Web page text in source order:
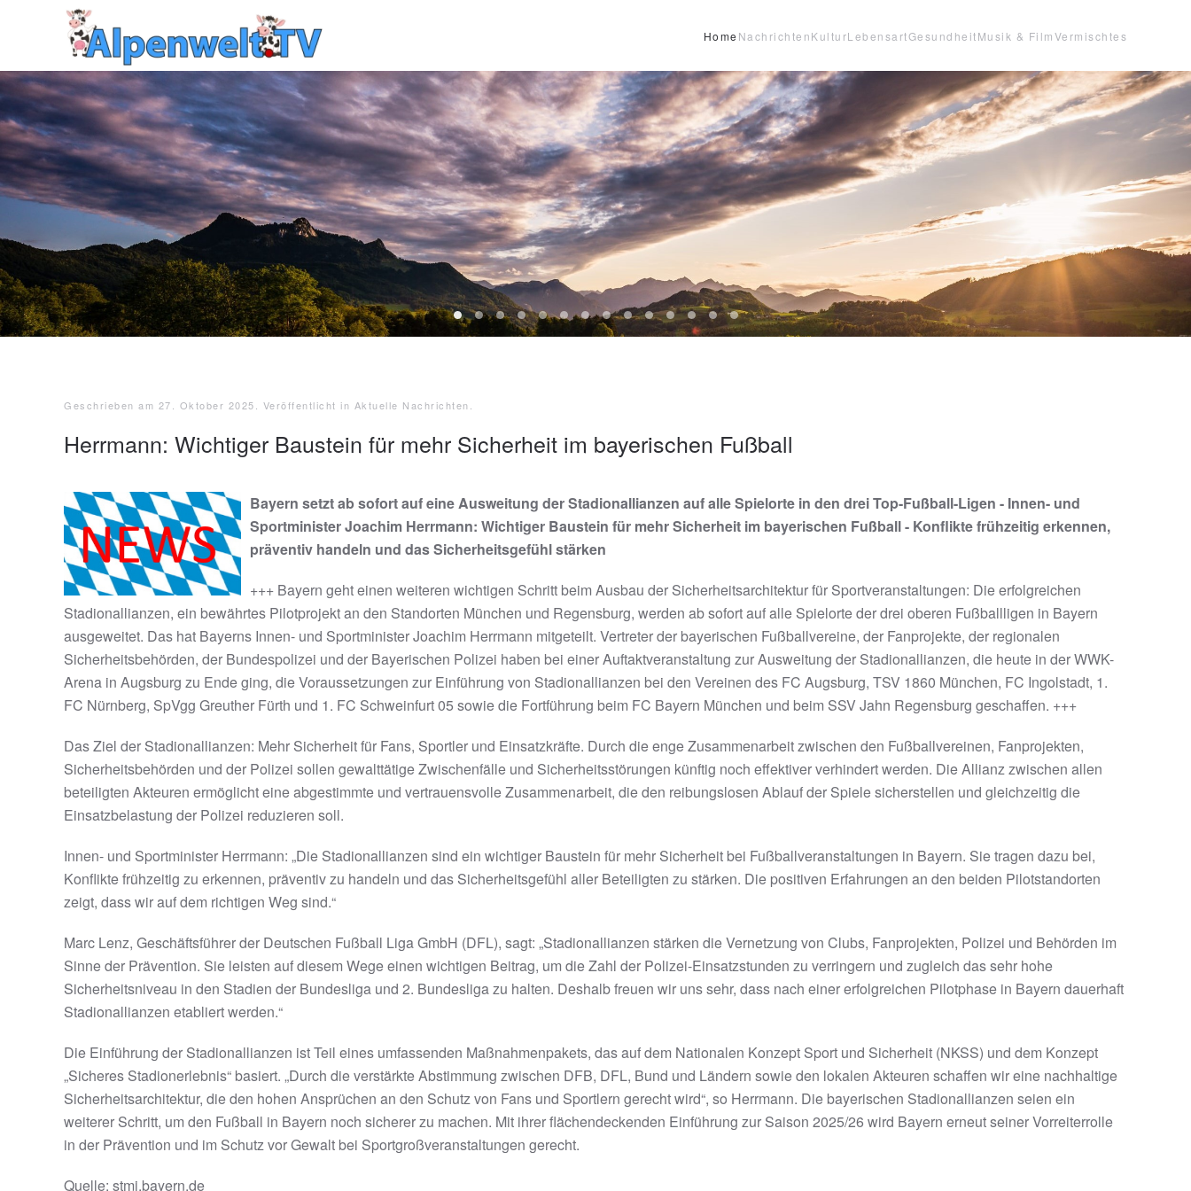
Zum Hauptinhalt springen Home NachrichtenKulturLebensartGesundheitMusik & FilmVermischtes
Header12
Header13
HeaderReiter13
Header01
Header02
Header03
Header04
Header05
Header06
Header07
Header08
Header09
Header10
Header11
Geschrieben am 27. Oktober 2025 . Veröffentlicht in Aktuelle Nachrichten
Herrmann: Wichtiger Baustein für mehr Sicherheit im bayerischen Fußball
Bayern setzt ab sofort auf eine Ausweitung der Stadionallianzen auf alle Spielorte in den drei Top-Fußball-Ligen - Innen- und
Sportminister Joachim Herrmann: Wichtiger Baustein für mehr Sicherheit im bayerischen Fußball - Konflikte frühzeitig erkennen,
präventiv handeln und das Sicherheitsgefühl stärken
+++ Bayern geht einen weiteren wichtigen Schritt beim Ausbau der Sicherheitsarchitektur für Sportveranstaltungen: Die erfolgreichen
Stadionallianzen, ein bewährtes Pilotprojekt an den Standorten München und Regensburg, werden ab sofort auf alle Spielorte der drei oberen Fußballligen in Bayern
ausgeweitet. Das hat Bayerns Innen- und Sportminister Joachim Herrmann mitgeteilt. Vertreter der bayerischen Fußballvereine, der Fanprojekte, der regionalen
Sicherheitsbehörden, der Bundespolizei und der Bayerischen Polizei haben bei einer Auftaktveranstaltung zur Ausweitung der Stadionallianzen, die heute in der WWK-
Arena in Augsburg zu Ende ging, die Voraussetzungen zur Einführung von Stadionallianzen bei den Vereinen des FC Augsburg, TSV 1860 München, FC Ingolstadt, 1.
FC Nürnberg, SpVgg Greuther Fürth und 1. FC Schweinfurt 05 sowie die Fortführung beim FC Bayern München und beim SSV Jahn Regensburg geschaffen. +++
Das Ziel der Stadionallianzen: Mehr Sicherheit für Fans, Sportler und Einsatzkräfte. Durch die enge Zusammenarbeit zwischen den Fußballvereinen, Fanprojekten,
Sicherheitsbehörden und der Polizei sollen gewalttätige Zwischenfälle und Sicherheitsstörungen künftig noch effektiver verhindert werden. Die Allianz zwischen allen
beteiligten Akteuren ermöglicht eine abgestimmte und vertrauensvolle Zusammenarbeit, die den reibungslosen Ablauf der Spiele sicherstellen und gleichzeitig die
Einsatzbelastung der Polizei reduzieren soll.
Innen- und Sportminister Herrmann: „Die Stadionallianzen sind ein wichtiger Baustein für mehr Sicherheit bei Fußballveranstaltungen in Bayern. Sie tragen dazu bei,
Konflikte frühzeitig zu erkennen, präventiv zu handeln und das Sicherheitsgefühl aller Beteiligten zu stärken. Die positiven Erfahrungen an den beiden Pilotstandorten
zeigt, dass wir auf dem richtigen Weg sind.“
Marc Lenz, Geschäftsführer der Deutschen Fußball Liga GmbH (DFL), sagt: „Stadionallianzen stärken die Vernetzung von Clubs, Fanprojekten, Polizei und Behörden im
Sinne der Prävention. Sie leisten auf diesem Wege einen wichtigen Beitrag, um die Zahl der Polizei-Einsatzstunden zu verringern und zugleich das sehr hohe
Sicherheitsniveau in den Stadien der Bundesliga und 2. Bundesliga zu halten. Deshalb freuen wir uns sehr, dass nach einer erfolgreichen Pilotphase in Bayern dauerhaft
Stadionallianzen etabliert werden.“
Die Einführung der Stadionallianzen ist Teil eines umfassenden Maßnahmenpakets, das auf dem Nationalen Konzept Sport und Sicherheit (NKSS) und dem Konzept
„Sicheres Stadionerlebnis“ basiert. „Durch die verstärkte Abstimmung zwischen DFB, DFL, Bund und Ländern sowie den lokalen Akteuren schaffen wir eine nachhaltige
Sicherheitsarchitektur, die den hohen Ansprüchen an den Schutz von Fans und Sportlern gerecht wird“, so Herrmann. Die bayerischen Stadionallianzen seien ein
weiterer Schritt, um den Fußball in Bayern noch sicherer zu machen. Mit ihrer flächendeckenden Einführung zur Saison 2025/26 wird Bayern erneut seiner Vorreiterrolle
in der Prävention und im Schutz vor Gewalt bei Sportgroßveranstaltungen gerecht.
Quelle: stmi.bayern.de